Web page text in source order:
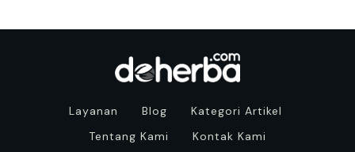
Layanan Blog
Kategori Artikel
Tentang Kami
Kontak Kami